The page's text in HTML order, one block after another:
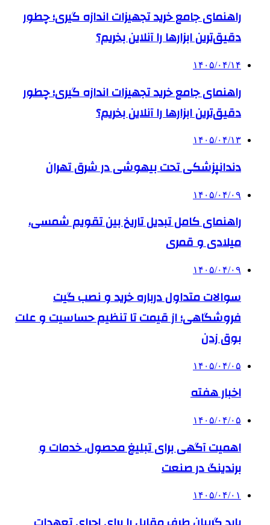
راهنمای جامع خرید تجهیزات اندازه گیری؛ چطور
دقیق‌ترین ابزارها را آنلاین بخریم؟
۱۴۰۵/۰۴/۱۴
راهنمای جامع خرید تجهیزات اندازه گیری؛ چطور
دقیق‌ترین ابزارها را آنلاین بخریم؟
۱۴۰۵/۰۴/۱۳
دندانپزشکی تحت بیهوشی در شرق تهران
۱۴۰۵/۰۴/۰۹
راهنمای کامل تبدیل تاریخ بین تقویم شمسی،
میلادی و قمری
۱۴۰۵/۰۴/۰۹
سوالات متداول درباره خرید و نصب گیت
فروشگاهی؛ از قیمت تا تنظیم حساسیت و علت
بوق زدن
۱۴۰۵/۰۴/۰۵
اخبار هفته
۱۴۰۵/۰۴/۰۵
اهمیت آگهی برای تبلیغ محصول، خدمات و
برندینگ در صنعت
۱۴۰۵/۰۴/۰۱